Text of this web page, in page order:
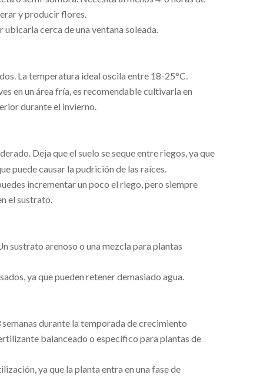
y producir flores.
ubicarla cerca de una ventana soleada.
La temperatura ideal oscila entre 18-25°C.
en un área fría, es recomendable cultivarla en
durante el invierno.
Deja que el suelo se seque entre riegos, ya que
puede causar la pudrición de las raíces.
incrementar un poco el riego, pero siempre
el sustrato.
sustrato arenoso o una mezcla para plantas
ya que pueden retener demasiado agua.
durante la temporada de crecimiento
balanceado o específico para plantas de
ya que la planta entra en una fase de